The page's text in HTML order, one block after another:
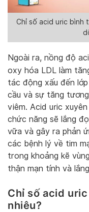
Chỉ số acid uric bình
Ngoài ra, nồng độ
oxy hóa LDL làm
tác động xấu đến
cầu và sự tăng
viêm. Acid uric
chức năng sẽ lắng
vữa và gây ra phản
các bệnh lý về tim
trong khoảng kẽ
thận mạn tính và
Chỉ số acid
nhiêu?